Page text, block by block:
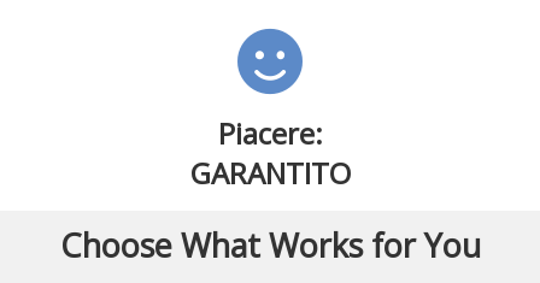
Piacere:
GARANTITO
Choose What Works for You